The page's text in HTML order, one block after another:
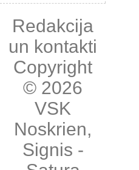
Redakcija
un kontakti
Copyright
© 2026
VSK
Noskrien,
Signis -